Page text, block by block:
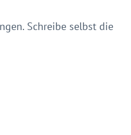
Schreibe selbst die